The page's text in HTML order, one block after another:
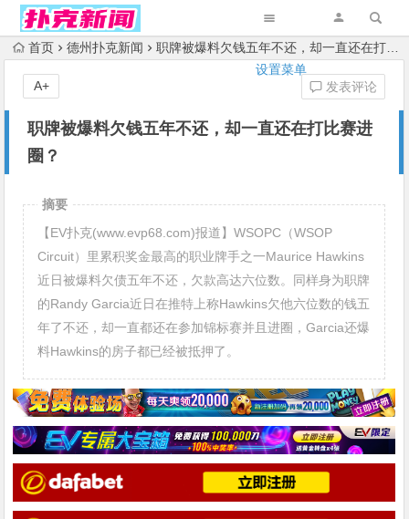
设置菜单
首页 德州扑克新闻 职牌被爆料欠钱五年不还，却一直还在打比赛进圈？
职牌被爆料欠钱五年不还，却一直还在打比赛进
圈？
发表评论
A+
摘要
【EV扑克(www.evp68.com)报道】WSOPC（WSOP
Circuit）里累积奖金最高的职业牌手之一Maurice Hawkins
近日被爆料欠债五年不还，欠款高达六位数。同样身为职牌
的Randy Garcia近日在推特上称Hawkins欠他六位数的钱五
年了不还，却一直都还在参加锦标赛并且进圈，Garcia还爆
料Hawkins的房子都已经被抵押了。